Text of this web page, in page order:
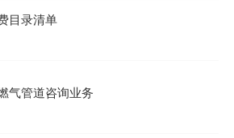
目录清单
气管道咨询业务